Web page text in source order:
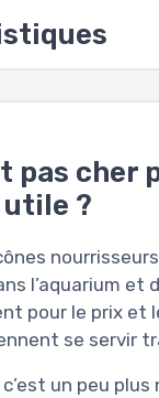
pas cher
?
l’aquarium et
pour le prix et
se servir
un peu